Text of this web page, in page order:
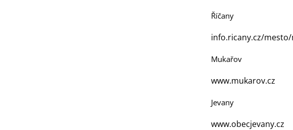
Říčany
info.ricany.cz/
Mukařov
www.mukarov.cz
Jevany
www.obecjevany.cz